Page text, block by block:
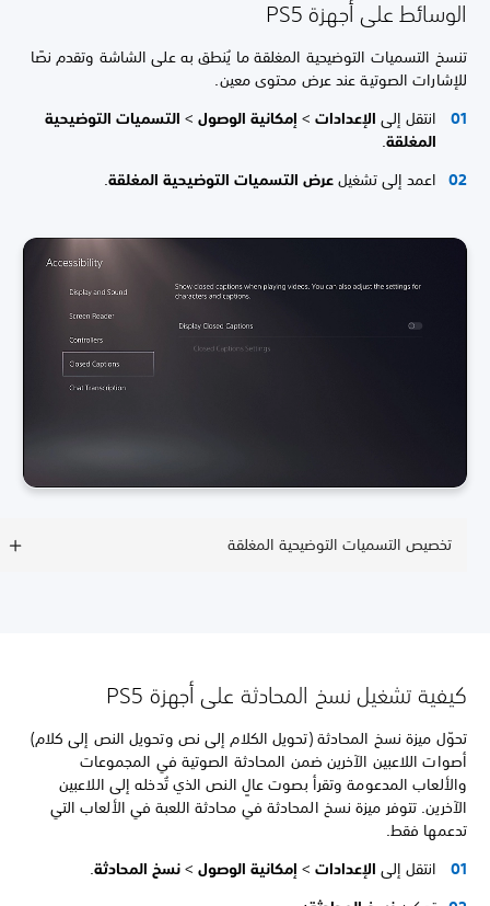
الوسائط على أجهزة PS5
تنسخ التسميات التوضيحية المغلقة ما يُنطق به على الشاشة وتقدم نصًا
للإشارات الصوتية عند عرض محتوى معين.
انتقل إلىالإعدادات>إمكانية الوصول>التسميات التوضيحية
المغلقة.
اعمد إلى تشغيلعرض التسميات التوضيحية المغلقة.
تخصيص التسميات التوضيحية المغلقة
كيفية تشغيل نسخ المحادثة على أجهزة PS5
تحوّل ميزة نسخ المحادثة (تحويل الكلام إلى نص وتحويل النص إلى كلام)
أصوات اللاعبين الآخرين ضمن المحادثة الصوتية في المجموعات
والألعاب المدعومة وتقرأ بصوت عالٍ النص الذي تُدخله إلى اللاعبين
الآخرين. تتوفر ميزة نسخ المحادثة في محادثة اللعبة في الألعاب التي
تدعمها فقط.
انتقل إلىالإعدادات>إمكانية الوصول> نسخ المحادثة.